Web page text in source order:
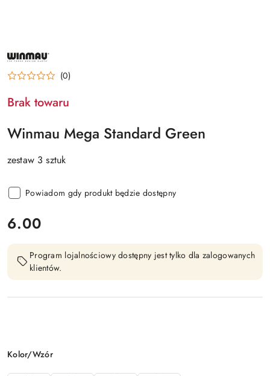
NAZWA
PRODUCENTA:
WINMAU (0)
Brak towaru
Winmau Mega Standard Green
zestaw 3 sztuk
Powiadom gdy produkt będzie dostępny
cena:
6.00
Program lojalnościowy dostępny jest tylko dla zalogowanych
klientów.
Wariant
Kolor/Wzór